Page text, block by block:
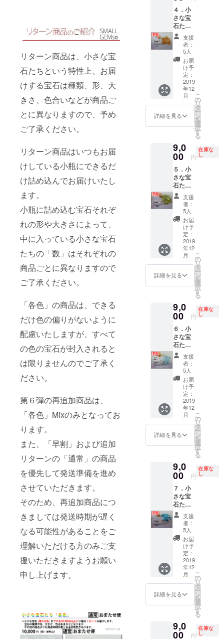
リターン商品は、小さな宝
石たちという特性上、お届
けする宝石は種類、形、大
きさ、色合いなどが商品ご
とに異なりますので、予め
ご了承ください。
リターン商品はいつもお届
けしている小瓶にできるだ
け詰め込んでお届けいたし
ます。
小瓶に詰め込む宝石それぞ
れの形や大きさによって、
中に入っている小さな宝石
たちの「数」はそれぞれの
商品ごとに異なりますので
ご了承ください。
「各色」の商品は、できる
だけ色の偏りがないように
配慮いたしますが、すべて
の色の宝石が封入されると
は限りませんのでご了承く
ださい。
第６弾の再追加商品は、
「各色」Mixのみとなってお
ります。
また、「早割」および追加
リターンの「通常」の商品
を優先して発送準備を進め
させていただきます。
そのため、再追加商品につ
きましては発送時期が遅く
なる可能性があることをご
理解いただける方のみご支
援いただきますようお願い
申し上げます。
別価
格
10,000
円
（税・
送料
込）
➡
9,000円
（税・
送料
込） ※
お届け
先のご
住所
れずに
入力し
てくだ
さい
宝石を
選別し
まし
た。 で
きるだ
け詰め
込んだ
小瓶を
１セッ
トお届
けしま
す。 宝
石の種
類や
形、大
となり
ます。
早割特
別価
格
10,000
円
（税・
送料
込）
➡
9,000円
（税・
送料
込） ※
お届け
先のご
まで忘
れずに
入力し
てくだ
さい
４．小
さな宝
石たち
「オレ
ンジ
色」
【早
割】
（品
番：
O1910-
F-1）小
さな宝
石たち
の中か
ら、
ンジ」
の宝石
を選別
しまし
た。 で
きるだ
け詰め
込んだ
小瓶を
１セッ
トお届
けしま
す。 宝
石の種
類や
形、大
きさ、
ます。
早割特
別価
格
10,000
円
（税・
送料
込）
➡
9,000円
（税・
送料
込） ※
お届け
先のご
住所
れずに
入力し
てくだ
さい
支援
者：
5人
お届
け予
定：
2019
年12
月
詳細を見る
こ
の
リ
タ
ー
ン
を
選
択
す
る
9,0
00 円
在庫な
し
５．小
さな宝
石たち
「黄緑
色」
【早
割】
（品
番：
LG1910
-F-1）
小さな
宝石た
ちの中
から、
「黄
宝石を
選別し
まし
た。 で
きるだ
け詰め
込んだ
小瓶を
１セッ
トお届
けしま
す。 宝
石の種
類や
形、大
きさ、
色はお
早割特
別価
格
10,000
円
（税・
送料
込）
➡
9,000円
（税・
送料
込） ※
お届け
先のご
住所
は、番
入力し
てくだ
支援
者：
5人
お届
け予
定：
2019
年12
月
詳細を見る
こ
の
リ
タ
ー
ン
を
選
択
す
る
9,0
00 円
在庫な
し
６．小
さな宝
石たち
「薄水
色」
【早
割】
（品
番：
LSB191
0-F-1）
小さな
宝石た
ちの中
から、
「薄め
色」の
宝石を
選別し
まし
た。 で
きるだ
け詰め
込んだ
小瓶を
１セッ
トお届
けしま
す。 宝
石の種
類や
形、大
きさ、
ます。
早割特
支援
者：
5人
お届
け予
定：
2019
年12
月
詳細を見る
こ
の
リ
タ
ー
ン
を
選
択
す
る
9,0
00 円
在庫な
し
７．小
さな宝
石たち
「水
色」
【早
割】
（品
番：
SB1910
-F-1）
小さな
宝石た
ちの中
から、
「水
宝石を
選別し
支援
者：
5人
お届
け予
定：
2019
年12
月
詳細を見る
こ
の
リ
タ
ー
ン
を
選
択
す
る
9,0
00 円
在庫な
し